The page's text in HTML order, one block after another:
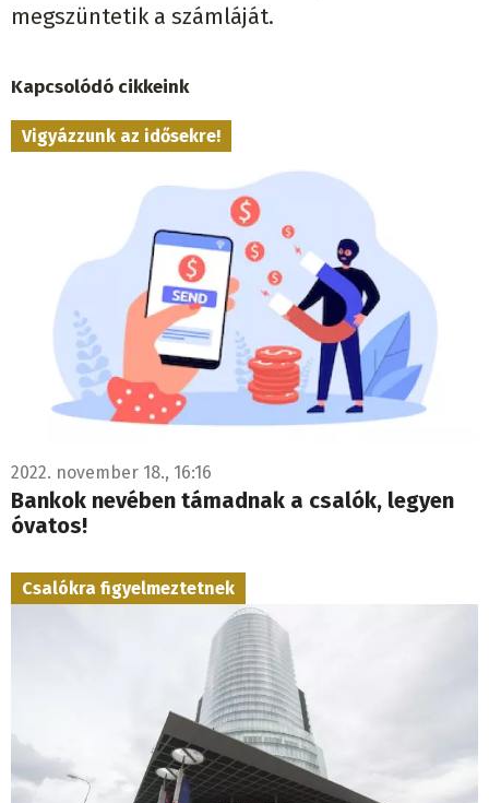
megszüntetik a számláját.
Kapcsolódó cikkeink
Vigyázzunk az idősekre!
2022. november 18., 16:16
Bankok nevében támadnak a csalók, legyen
óvatos!
Csalókra figyelmeztetnek